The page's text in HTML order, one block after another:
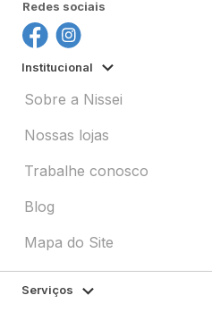
Redes sociais
Institucional
Sobre a Nissei
Nossas lojas
Trabalhe conosco
Blog
Mapa do Site
Serviços